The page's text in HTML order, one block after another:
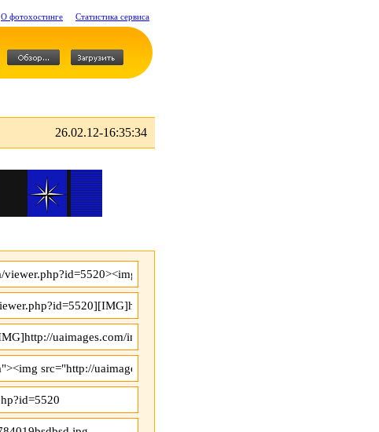
О фотохостинге Статистика сервиса
26.02.12-16:35:34